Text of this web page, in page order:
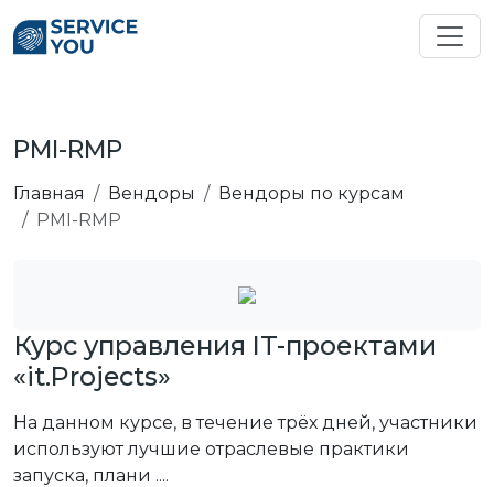
PMI-RMP
Главная Вендоры
Вендоры по курсам
PMI-RMP
Курс управления IT-проектами
«it.Projects»
На данном курсе, в течение трёх дней, участники
используют лучшие отраслевые практики
запуска, плани ....